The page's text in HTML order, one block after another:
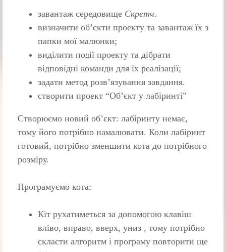
завантаж середовище Скретч.
визначити об’єкти проекту та завантаж їх з
папки мої малюнки;
виділити події проекту та дібрати
відповідні команди для їх реалізації;
задати метод розв’язування завдання.
створити проект “Об’єкт у лабіринті”
Створюємо новий об’єкт: лабіринту немає,
тому його потрібно намалювати. Коли лабіринт
готовий, потрібно зменшити кота до потрібного
розміру.
Програмуємо кота:
Кіт рухатиметься за допомогою клавіш
вліво, вправо, вверх, униз , тому потрібно
скласти алгоритм і програму повторити ще